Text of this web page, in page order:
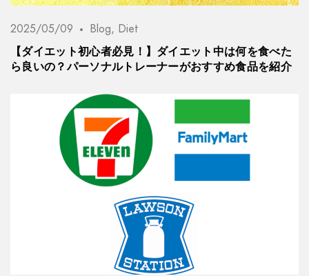
2025/05/09 Blog, Diet
【ダイエット初心者必見！】ダイエット中は何を食べた
ら良いの？パーソナルトレーナーがおすすめ食品を紹介